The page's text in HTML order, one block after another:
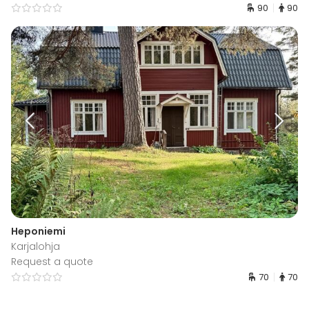
90 90
Heponiemi
Karjalohja
Request a quote
70 70